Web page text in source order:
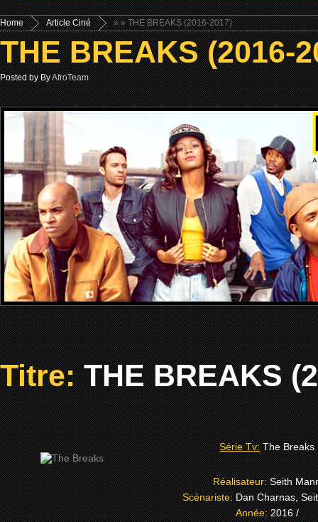
Home »
Article Ciné » THE BREAKS (2016-2017)
THE BREAKS (2016-
Posted by ByAfroTeam
Titre:THE BREAKS
Série Tv: The Breaks
Réalisateur:Seith
Scénariste:Dan Charnas,
Année:2016 /